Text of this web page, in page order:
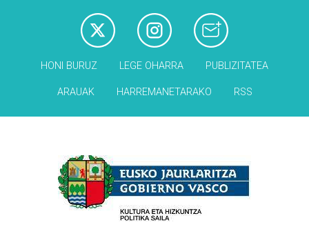
HONI BURUZ LEGE OHARRA PUBLIZITATEA
ARAUAK HARREMANETARAKO RSS